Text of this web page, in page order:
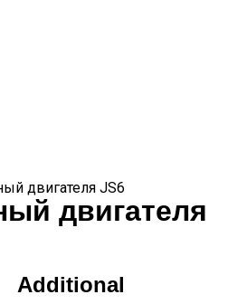
двигателя JS6
двигателя
Additional